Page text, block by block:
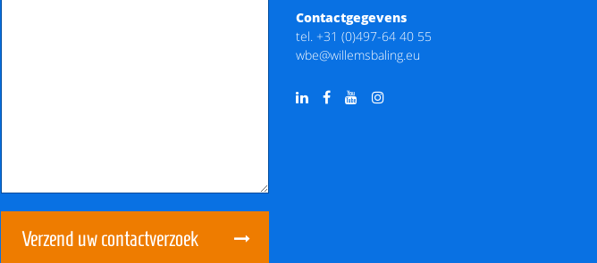
Verzend uw contactverzoek
Contactgegevens
tel. +31 (0)497-64 40 55
wbe@willemsbaling.eu